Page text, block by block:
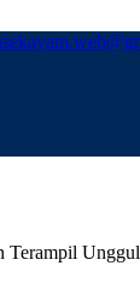
Terampil Unggul